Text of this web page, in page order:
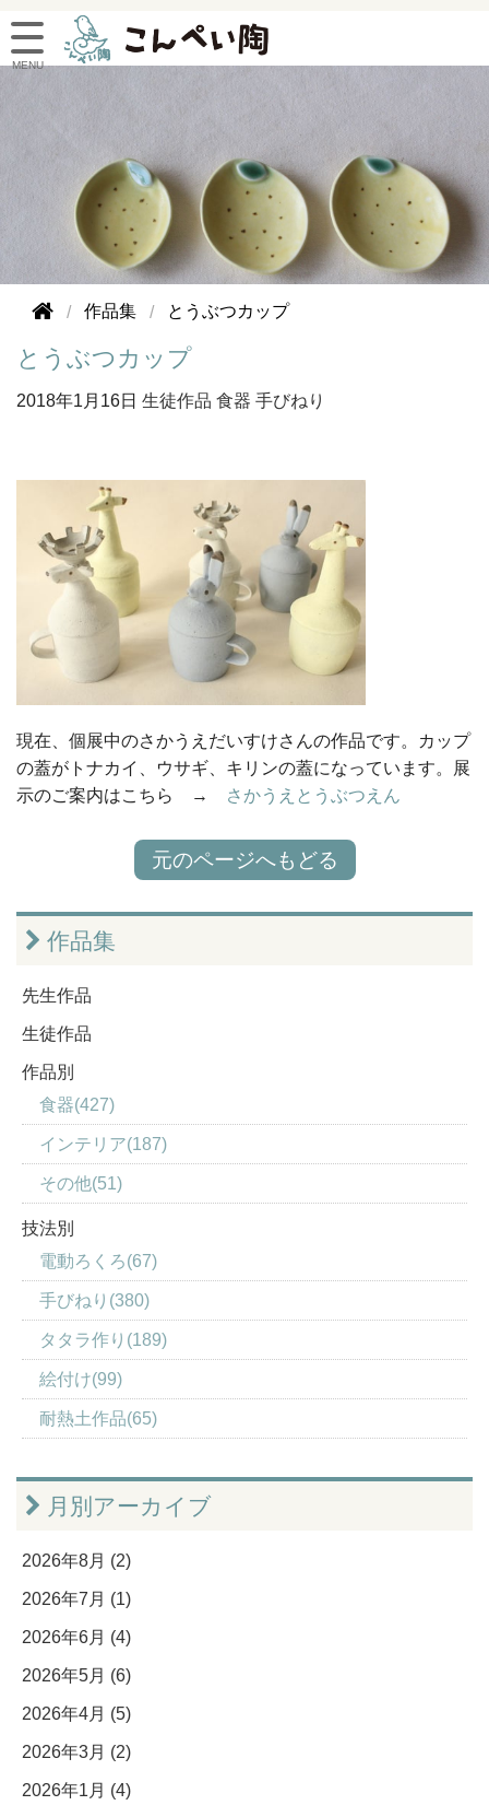
作品集 とうぶつカップ
とうぶつカップ
2018年1月16日 生徒作品 食器 手びねり
現在、個展中のさかうえだいすけさんの作品です。カップ
の蓋がトナカイ、ウサギ、キリンの蓋になっています。展
示のご案内はこちら →
さかうえとうぶつえん
元のページへもどる
作品集
先生作品
生徒作品
作品別
食器(427)
インテリア(187)
その他(51)
技法別
電動ろくろ(67)
手びねり(380)
タタラ作り(189)
絵付け(99)
耐熱土作品(65)
月別アーカイブ
2026年8月 (2)
2026年7月 (1)
2026年6月 (4)
2026年5月 (6)
2026年4月 (5)
2026年3月 (2)
2026年1月 (4)